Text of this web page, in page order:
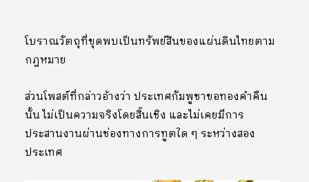
โบราณวัตถุที่ขุดพบเป็นทรัพย์สินของแผ่นดินไทยตาม
กฎหมาย
ส่วนโพสต์ที่กล่าวอ้างว่า ประเทศกัมพูชาขอทองคำคืน
นั้น ไม่เป็นความจริงโดยสิ้นเชิง และไม่เคยมีการ
ประสานงานผ่านช่องทางการทูตใด ๆ ระหว่างสอง
ประเทศ